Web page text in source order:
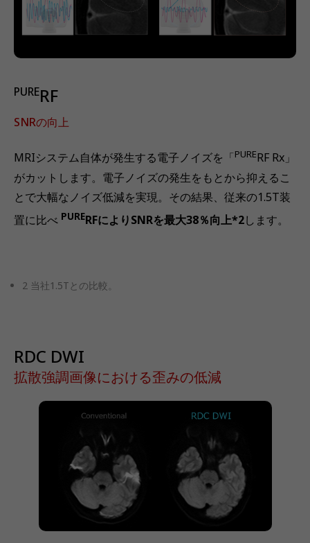
PURERF
SNRの向上
MRIシステム自体が発生する電子ノイズを「PURERF Rx」
がカットします。電子ノイズの発生をもとから抑えるこ
とで大幅なノイズ低減を実現。その結果、従来の1.5T装
置に比べ PURERFによりSNRを最大38％向上*2します。
2 当社1.5Tとの比較。
拡散強調画像における歪みの低減
RDC DWI